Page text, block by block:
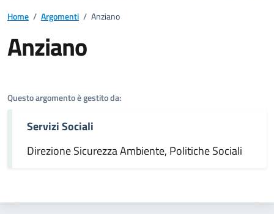
Home / Argomenti / Anziano
Anziano
Questo argomento è gestito da:
Servizi Sociali
Direzione Sicurezza Ambiente, Politiche Sociali